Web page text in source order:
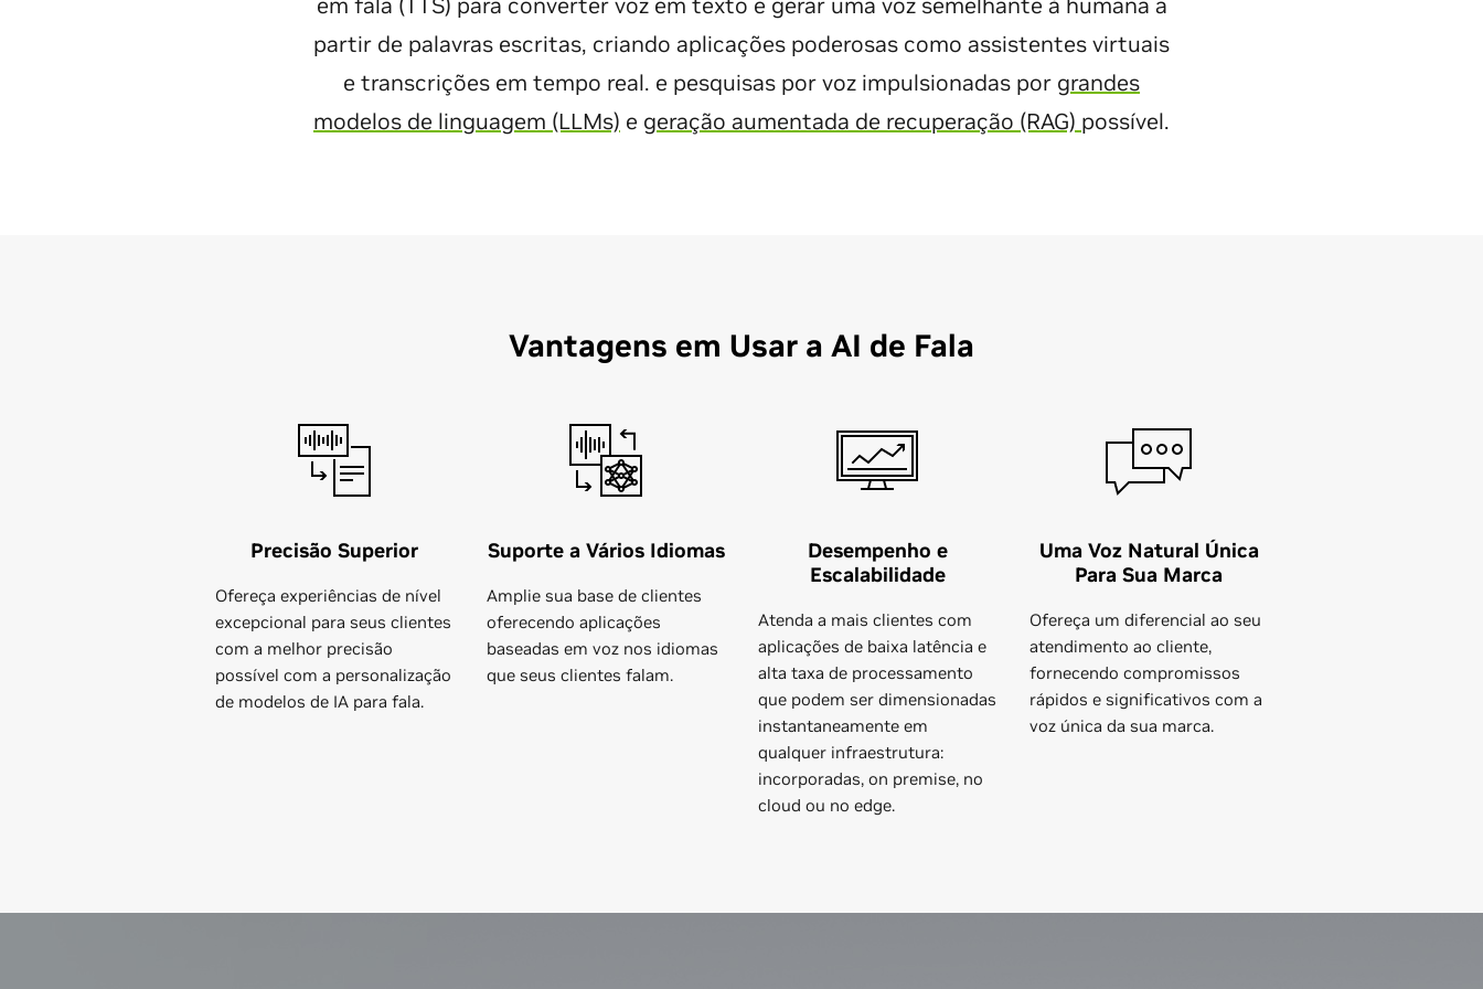
partir de palavras escritas, criando aplicações poderosas como assistentes virtuais
e transcrições em tempo real. e pesquisas por voz impulsionadas por grandes
modelos de linguagem (LLMs) e geração aumentada de recuperação (RAG) possível.
Vantagens em Usar a AI de Fala
Precisão Superior
Ofereça experiências de nível
excepcional para seus clientes
com a melhor precisão
possível com a personalização
de modelos de IA para fala.
Suporte a Vários Idiomas
Amplie sua base de clientes
oferecendo aplicações
baseadas em voz nos idiomas
que seus clientes falam.
Desempenho e
Escalabilidade
Atenda a mais clientes com
aplicações de baixa latência e
alta taxa de processamento
que podem ser dimensionadas
instantaneamente em
qualquer infraestrutura:
incorporadas, on premise, no
cloud ou no edge.
Uma Voz Natural Única
Para Sua Marca
Ofereça um diferencial ao seu
atendimento ao cliente,
fornecendo compromissos
rápidos e significativos com a
voz única da sua marca.